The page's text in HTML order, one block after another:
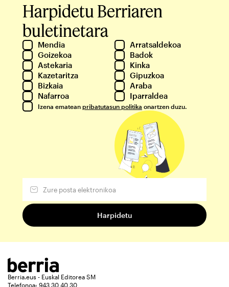
Harpidetu Berriaren
buletinetara
Mendia
Arratsaldekoa
Goizekoa
Badok
Astekaria
Kinka
Kazetaritza
Gipuzkoa
Bizkaia
Araba
Nafarroa
Iparraldea
Izena ematean pribatutasun politika onartzen duzu.
Berria.eus - Euskal Editorea SM
Telefonoa: 943 30 40 30